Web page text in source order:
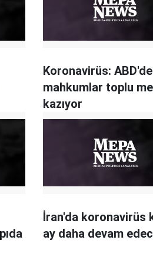
Koronavirüs: ABD'de
mahkumlar toplu
kazıyor
İran'da koronavirüs
ay daha devam